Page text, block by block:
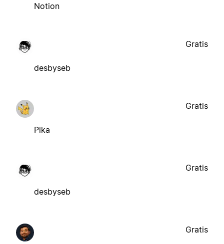
Notion
desbyseb
Gratis
Pika
Gratis
desbyseb
Gratis
Gratis